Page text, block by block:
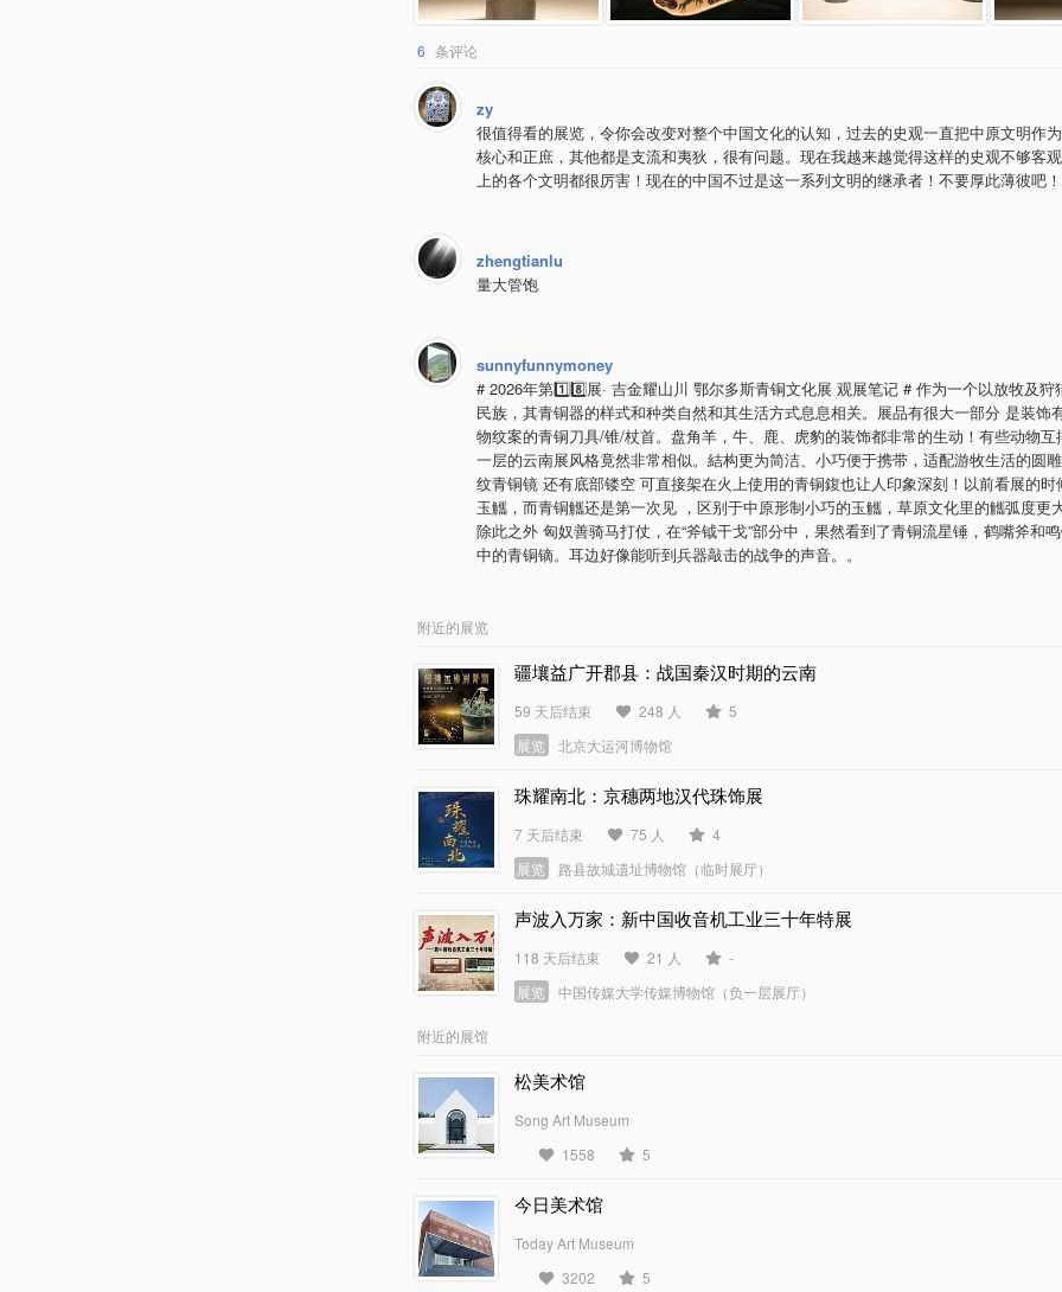
6 条评论
zy
很值得看的展览，令你会改变对整个中国文化的认知，过去的史观一直把中原文明作
核心和正庶，其他都是支流和夷狄，很有问题。现在我越来越觉得这样的史观不够客
上的各个文明都很厉害！现在的中国不过是这一系列文明的继承者！不要厚此薄彼吧！
zhengtianlu
量大管饱
sunnyfunnymoney
# 2026年第1️⃣8️⃣展· 吉金耀山川 鄂尔多斯青铜文化展 观展笔记 # 作为一个以放牧及狩
民族，其青铜器的样式和种类自然和其生活方式息息相关。展品有很大一部分 是装饰
物纹案的青铜刀具/锥/杖首。盘角羊，牛、鹿、虎豹的装饰都非常的生动！有些动物互
一层的云南展风格竟然非常相似。結构更为简洁、小巧便于携带，适配游牧生活的圆
纹青铜镜 还有底部镂空 可直接架在火上使用的青铜鍑也让人印象深刻！以前看展的时
玉觿，而青铜觿还是第一次见 ，区别于中原形制小巧的玉觿，草原文化里的觿弧度更
除此之外 匈奴善骑马打仗，在“斧钺干戈”部分中，果然看到了青铜流星锤，鹤嘴斧和
中的青铜镝。耳边好像能听到兵器敲击的战争的声音。。
附近的展览
疆壤益广开郡县：战国秦汉时期的云南
59 天后结束 248 人
5
展览
北京大运河博物馆
珠耀南北：京穗两地汉代珠饰展
7 天后结束 75 人
4
展览
路县故城遗址博物馆（临时展厅）
声波入万家：新中国收音机工业三十年特展
118 天后结束 21 人
-
展览
中国传媒大学传媒博物馆（负一层展厅）
附近的展馆
松美术馆
Song Art Museum
1558
5
今日美术馆
Today Art Museum
3202
5